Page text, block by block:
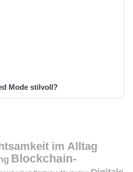
Mode stilvoll?
im Alltag
Blockchain-